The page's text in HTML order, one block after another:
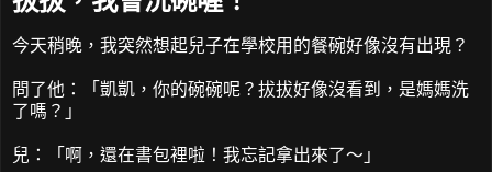
今天稍晚，我突然想起兒子在學校用的餐碗好像沒有出現？
問了他：「凱凱，你的碗碗呢？拔拔好像沒看到，是媽媽洗
了嗎？」
兒：「啊，還在書包裡啦！我忘記拿出來了～」